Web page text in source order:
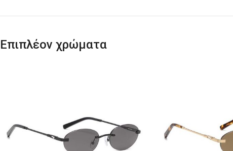
Επιπλέον χρώματα